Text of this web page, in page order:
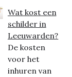
Wat kost een
schilder in
Leeuwarden?
De kosten
voor het
inhuren van